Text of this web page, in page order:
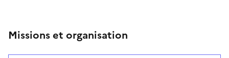
Missions et organisation